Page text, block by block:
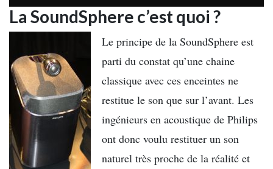
La SoundSphere c’est quoi ?
Le principe de la SoundSphere est
parti du constat qu’une chaine
classique avec ces enceintes ne
restitue le son que sur l’avant. Les
ingénieurs en acoustique de Philips
ont donc voulu restituer un son
naturel très proche de la réalité et